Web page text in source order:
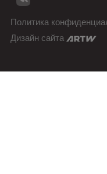
Политика
Дизайн сайта